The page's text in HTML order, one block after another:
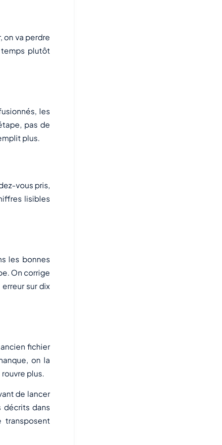
on va perdre
plutôt
les
pas de
plus.
vous pris,
lisibles
les bonnes
On corrige
sur dix
fichier
on la
plus.
de lancer
décrits dans